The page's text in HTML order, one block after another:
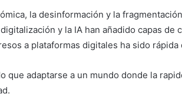
la desinformación y la
y la IA han añadido capas de
a plataformas digitales ha sido rápida
que adaptarse a un mundo donde la